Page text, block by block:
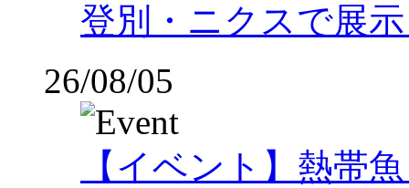
登別・ニクスで展
26/08/05
【イベント】熱帯